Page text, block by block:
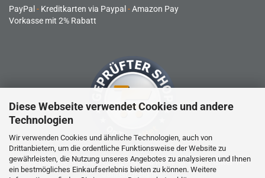
Diese Webseite verwendet Cookies und andere
Technologien
Wir verwenden Cookies und ähnliche Technologien, auch von
Drittanbietern, um die ordentliche Funktionsweise der Website zu
gewährleisten, die Nutzung unseres Angebotes zu analysieren und Ihnen
ein bestmögliches Einkaufserlebnis bieten zu können. Weitere
PayPal - Kreditkarten via Paypal -Amazon Pay
Vorkasse mit 2% Rabatt
RC-Produkte sind kein Spielzeug und nicht für Kinder unter 14
Jahren geeignet.